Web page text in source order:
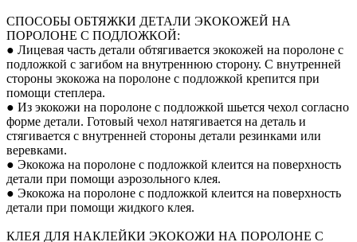
СПОСОБЫ ОБТЯЖКИ ДЕТАЛИ ЭКОКОЖЕЙ НА
ПОРОЛОНЕ С ПОДЛОЖКОЙ:
● Лицевая часть детали обтягивается экокожей на поролоне с
подложкой с загибом на внутреннюю сторону. С внутренней
стороны экокожа на поролоне с подложкой крепится при
помощи степлера.
● Из экокожи на поролоне с подложкой шьется чехол согласно
форме детали. Готовый чехол натягивается на деталь и
стягивается с внутренней стороны детали резинками или
веревками.
● Экокожа на поролоне с подложкой клеится на поверхность
детали при помощи аэрозольного клея.
● Экокожа на поролоне с подложкой клеится на поверхность
детали при помощи жидкого клея.
КЛЕЯ ДЛЯ НАКЛЕЙКИ ЭКОКОЖИ НА ПОРОЛОНЕ С